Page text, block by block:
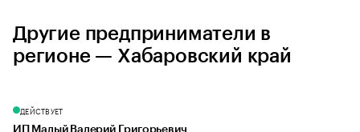
Другие предприниматели в
регионе — Хабаровский край
ДЕЙСТВУЕТ